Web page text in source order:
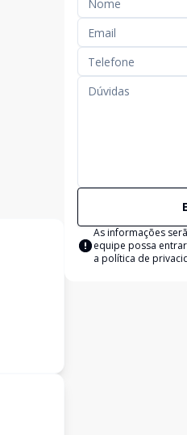
As informações
equipe possa
a política de